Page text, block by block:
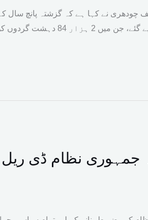
چودھری نے کہا ہے کہ گزشتہ پانچ سال
گردی کے لیے 40 ہزار 348 انٹیلی جنس
نظام ڈی ریل